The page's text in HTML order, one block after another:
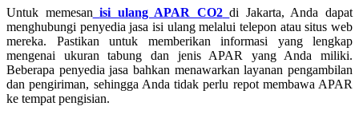
Untuk memesan isi ulang APAR CO2 di Jakarta, Anda dapat
menghubungi penyedia jasa isi ulang melalui telepon atau situs web
mereka. Pastikan untuk memberikan informasi yang lengkap
mengenai ukuran tabung dan jenis APAR yang Anda miliki.
Beberapa penyedia jasa bahkan menawarkan layanan pengambilan
dan pengiriman, sehingga Anda tidak perlu repot membawa APAR
ke tempat pengisian.